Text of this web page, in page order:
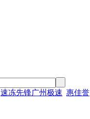
速冻先锋广州极速 惠佳誉